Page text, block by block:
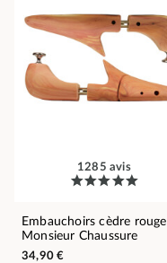
1285 avis
Embauchoirs cèdre rouge
Monsieur Chaussure
34,90 €